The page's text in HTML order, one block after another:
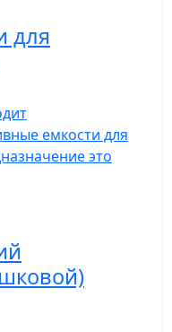
для
емкости для
это